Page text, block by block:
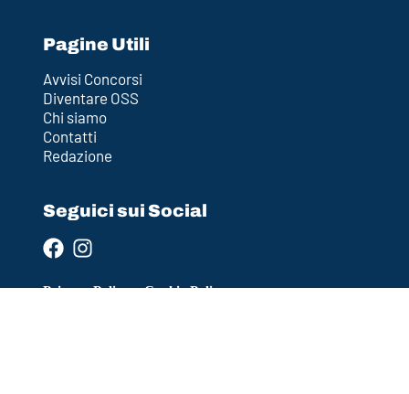
Pagine Utili
Avvisi Concorsi
Diventare OSS
Chi siamo
Contatti
Redazione
Seguici sui Social
Privacy Policy–Cookie Policy